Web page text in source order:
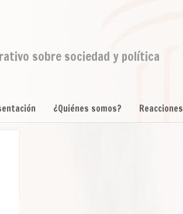
sobre sociedad y política
¿Quiénes somos? Reacciones